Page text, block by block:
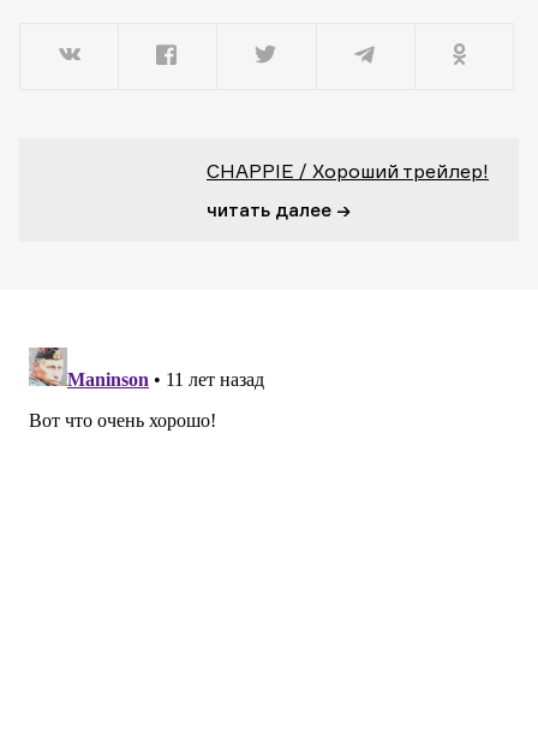
CHAPPIE / Хороший трейлер!
читать далее →